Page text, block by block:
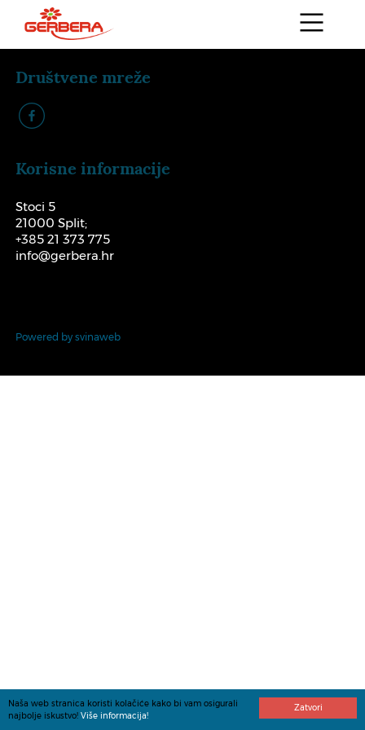
Zatvori
Naša web stranica koristi kolačiće kako bi vam osigurali
najbolje iskustvo! Više informacija!
Društvene mreže
k
Korisne informacije
Stoci 5
21000 Split;
+385 21 373 775
info@gerbera.hr
Powered by svinaweb